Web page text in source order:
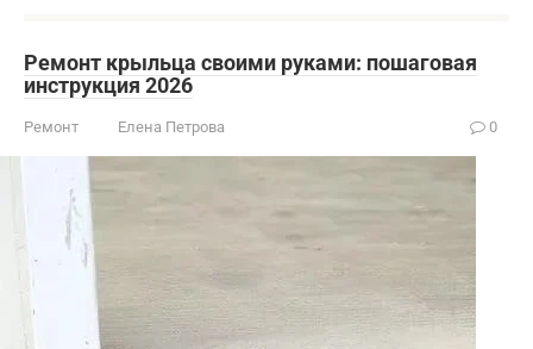
Ремонт крыльца своими руками: пошаговая
инструкция 2026
Ремонт Елена Петрова 0